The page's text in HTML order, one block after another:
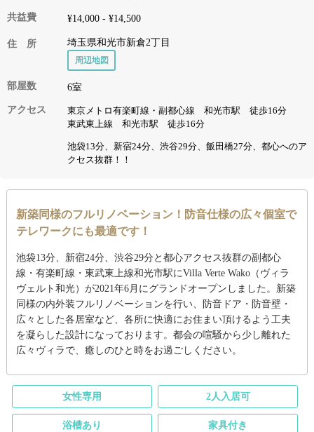
共益費 ¥14,000 - ¥14,500
住 所 埼玉県和光市新倉2丁目
周辺地図
部屋数 6室
アクセス
東京メトロ有楽町線・副都心線 和光市駅 徒歩16分
東武東上線 和光市駅 徒歩16分
池袋13分、新宿24分、渋谷29分、飯田橋27分、都心へのア
クセス抜群！！
新築同様のフルリノベーション！防音仕様の広々個室で
テレワークにも最適です！
池袋13分、新宿24分、渋谷29分と都心アクセス抜群の副都心
線・有楽町線・東武東上線和光市駅にVilla Verte Wako（ヴィラ
ヴェルト和光）が2021年6月にグランドオープンしました。新築
同様の内外装フルリノベーションを行い、防音ドア・防音壁・
広々とした各居室など、各所に快適にお住まい頂けるよう工夫
を凝らした設計になっております。都会の喧騒から少し離れた
広々ヴィラで、癒しのひと時をお過ごしください。
女性専用 2人入居可
浴槽あり 家具付き